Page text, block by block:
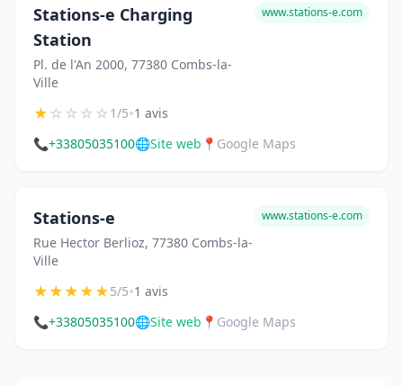
Stations-e Charging
Station
Pl. de l'An 2000, 77380 Combs-la-
Ville
www.stations-e.com
★☆☆☆☆1/5•1 avis
📞+33805035100🌐Site web 📍 Google Maps
Stations-e
Rue Hector Berlioz, 77380 Combs-la-
Ville
www.stations-e.com
★★★★★5/5•1 avis
📞+33805035100🌐Site web 📍 Google Maps